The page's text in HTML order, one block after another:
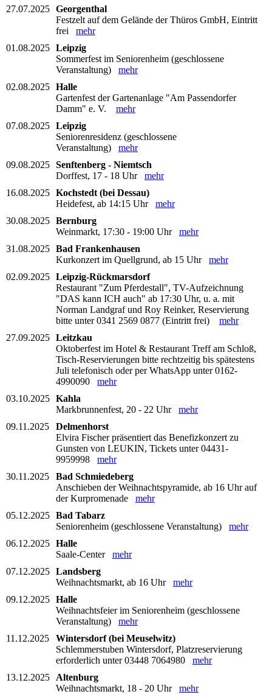
27.07.2025 Georgenthal
Festzelt auf dem Gelände der Thüros GmbH, Eintritt
frei mehr
01.08.2025 Leipzig
Sommerfest im Seniorenheim (geschlossene
Veranstaltung) mehr
02.08.2025 Halle
Gartenfest der Gartenanlage "Am Passendorfer
Damm" e. V. mehr
07.08.2025 Leipzig
Seniorenresidenz (geschlossene
Veranstaltung) mehr
09.08.2025 Senftenberg - Niemtsch
Dorffest, 17 - 18 Uhr mehr
16.08.2025 Kochstedt (bei Dessau)
Heidefest, ab 14:15 Uhr mehr
30.08.2025 Bernburg
Weinmarkt, 17:30 - 19:00 Uhr mehr
31.08.2025 Bad Frankenhausen
Kurkonzert im Quellgrund, ab 15 Uhr mehr
02.09.2025 Leipzig-Rückmarsdorf
Restaurant "Zum Pferdestall", TV-Aufzeichnung
"DAS kann ICH auch" ab 17:30 Uhr, u. a. mit
Norman Landgraf und Roy Reinker, Reservierung
bitte unter 0341 2569 0877 (Eintritt frei) mehr
27.09.2025 Leitzkau
Oktoberfest im Hotel & Restaurant Treff am Schloß,
Tisch-Reservierungen bitte rechtzeitig bis spätestens
Juli telefonisch oder per WhatsApp unter 0162-
4990090 mehr
03.10.2025 Kahla
Markbrunnenfest, 20 - 22 Uhr mehr
09.11.2025
Delmenhorst
Elvira Fischer präsentiert das Benefizkonzert zu
Gunsten von LEUKIN, Tickets unter 04431-
9959998 mehr
30.11.2025
Bad Schmiedeberg
Anschieben der Weihnachtspyramide, ab 16 Uhr auf
der Kurpromenade mehr
05.12.2025 Bad Tabarz
Seniorenheim (geschlossene Veranstaltung) mehr
06.12.2025 Halle
Saale-Center mehr
07.12.2025 Landsberg
Weihnachtsmarkt, ab 16 Uhr mehr
09.12.2025 Halle
Weihnachtsfeier im Seniorenheim (geschlossene
Veranstaltung) mehr
11.12.2025
Wintersdorf (bei Meuselwitz)
Schlemmerstuben Wintersdorf, Platzreservierung
erforderlich unter 03448 7064980 mehr
13.12.2025
Altenburg
Weihnachtsmarkt, 18 - 20 Uhr mehr